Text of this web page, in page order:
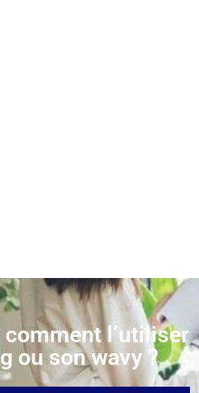
l’utiliser
ou son wavy ?